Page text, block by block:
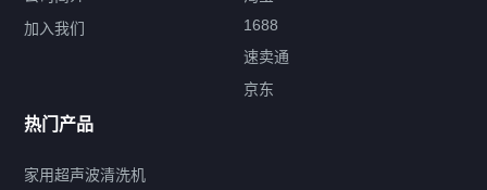
产品标签
鼓泡 升降 抛动
加入我们
1688
速卖通
京东
热门产品
家用超声波清洗机